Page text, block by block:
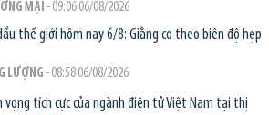
MẠI - 09:06 06/08/2026
thế giới hôm nay 6/8: Giằng co theo biên độ hẹp
LƯỢNG- 08:58 06/08/2026
vọng tích cực của ngành điện tử Việt Nam tại thị